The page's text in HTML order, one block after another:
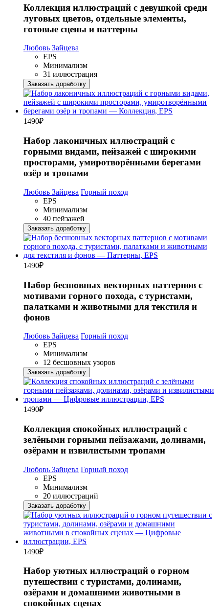
Коллекция иллюстраций с девушкой среди
луговых цветов, отдельные элементы,
готовые сцены и паттерны
Любовь Зайцева
EPS
Минимализм
31 иллюстрация
Заказать доработку
1490₽
Набор лаконичных иллюстраций с
горными видами, пейзажей с широкими
просторами, умиротворёнными берегами
озёр и тропами
Любовь Зайцева Горный поход
EPS
Минимализм
40 пейзажей
Заказать доработку
1490₽
Набор бесшовных векторных паттернов с
мотивами горного похода, с туристами,
палатками и животными для текстиля и
фонов
Любовь Зайцева Горный поход
EPS
Минимализм
12 бесшовных узоров
Заказать доработку
1490₽
Коллекция спокойных иллюстраций с
зелёными горными пейзажами, долинами,
озёрами и извилистыми тропами
Любовь Зайцева Горный поход
EPS
Минимализм
20 иллюстраций
Заказать доработку
1490₽
Набор уютных иллюстраций о горном
путешествии с туристами, долинами,
озёрами и домашними животными в
спокойных сценах